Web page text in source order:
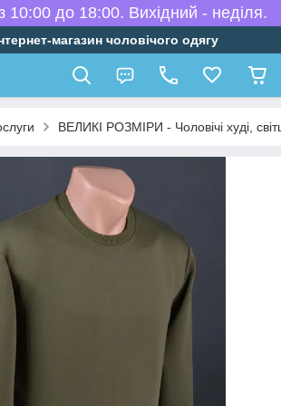
до 18:00. Вихідний - неділя.
магазин чоловічого одягу
ВЕЛИКІ РОЗМІРИ - Чоловічі худі,